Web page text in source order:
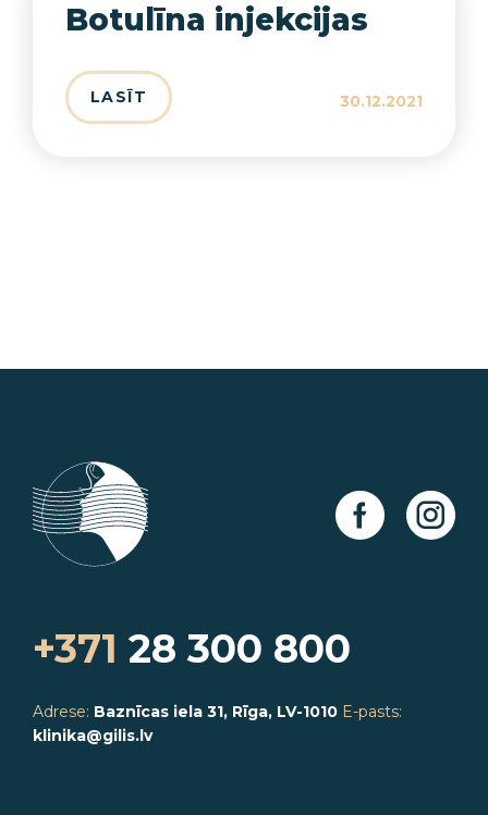
Botulīna injekcijas
30.12.2021
LASĪT
+371 28 300 800
Adrese: Baznīcas iela 31, Rīga, LV-1010 E-pasts:
klinika@gilis.lv